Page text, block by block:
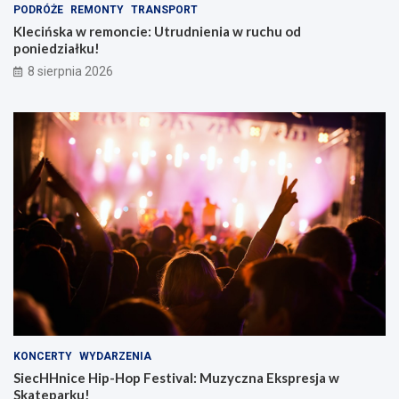
PODRÓŻE REMONTY TRANSPORT
Klecińska w remoncie: Utrudnienia w ruchu od
poniedziałku!
8 sierpnia 2026
KONCERTY WYDARZENIA
SiecHHnice Hip-Hop Festival: Muzyczna Ekspresja w
Skateparku!